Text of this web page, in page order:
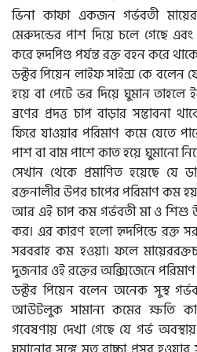
ভিনা কাফা একজন গর্ভবতী
মেরুদন্ডের পাশ দিয়ে চলে গেছে
করে হৃদপিণ্ড পর্যন্ত রক্ত বহন করে
ডক্টর পিয়েন লাইফ সাইন্স কে বলেন
হয়ে বা পেটে ভর দিয়ে ঘুমান তাহলে
ব্রণের প্রদত্ত চাপ বাড়ার সম্ভাবনা
ফিরে যাওয়ার পরিমাণ কমে যেতে
পাশ বা বাম পাশে কাত হয়ে ঘুমানো
সেখান থেকে প্রমাণিত হয়েছে যে
রক্তনালীর উপর চাপের পরিমাণ কম
আর এই চাপ কম গর্ভবতী মা ও শিশু
কর। এর কারণ হলো হৃদপিন্ডে রক্ত
সরবরাহ কম হওয়া। ফলে
দুজনার ওই রক্তের অক্সিজেনে পরিমাণ
ডক্টর পিয়েন বলেন অনেক সুস্থ
আউটলুক সামান্য কমের ক্ষতি
গবেষণায় দেখা গেছে যে গর্ভ